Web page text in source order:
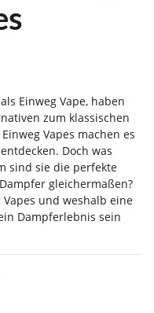
Einweg Vape, haben
zum klassischen
Vapes machen es
Doch was
sind sie die perfekte
gleichermaßen?
und weshalb eine
Dampferlebnis sein